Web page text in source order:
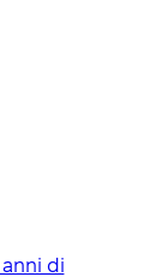
di